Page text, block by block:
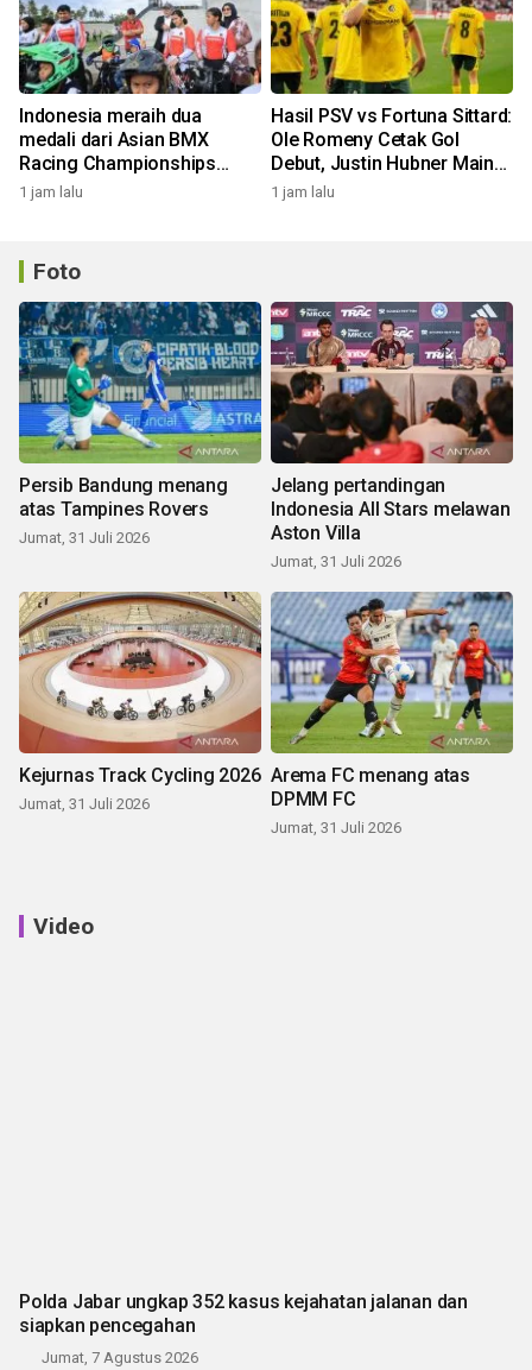
Indonesia meraih dua
medali dari Asian BMX
Racing Championships
2026
1 jam lalu
Hasil PSV vs Fortuna Sittard:
Ole Romeny Cetak Gol
Debut, Justin Hubner Main
Penuh!
1 jam lalu
Foto
Persib Bandung menang
atas Tampines Rovers
Jumat, 31 Juli 2026
Jelang pertandingan
Indonesia All Stars melawan
Aston Villa
Jumat, 31 Juli 2026
Kejurnas Track Cycling 2026
Jumat, 31 Juli 2026
Arema FC menang atas
DPMM FC
Jumat, 31 Juli 2026
Video
Polda Jabar ungkap 352 kasus kejahatan jalanan dan
siapkan pencegahan
Jumat, 7 Agustus 2026